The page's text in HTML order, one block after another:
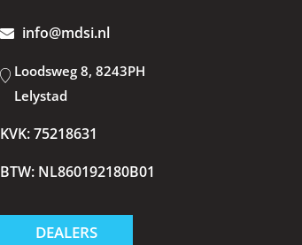
info@mdsi.nl
Loodsweg 8, 8243PH
Lelystad
KVK: 75218631
BTW: NL860192180B01
DEALERS